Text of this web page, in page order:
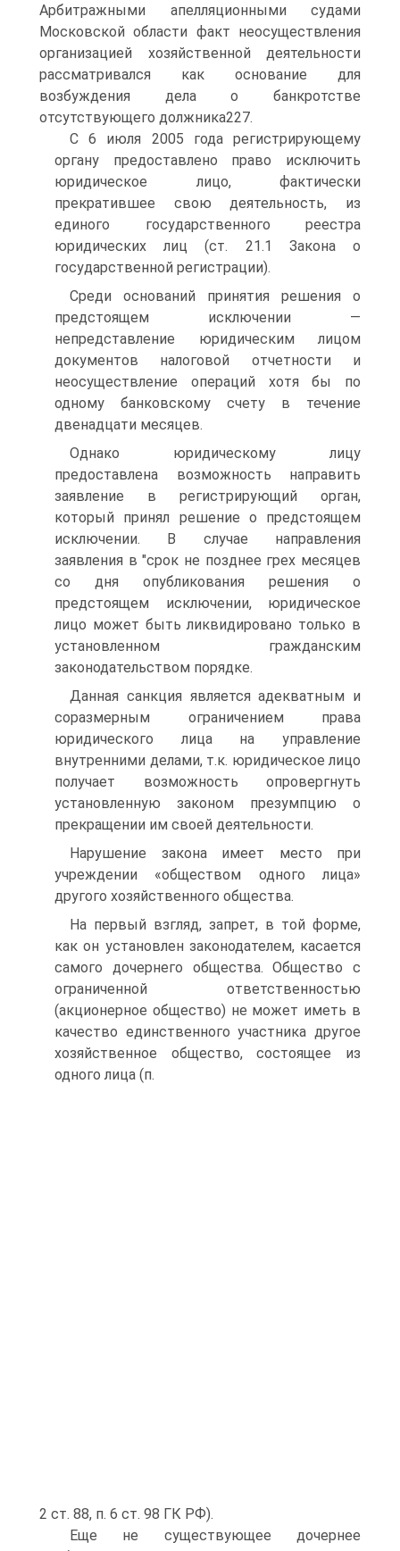
Арбитражными апелляционными судами
Московской области факт неосуществления
организацией хозяйственной деятельности
рассматривался как основание для
возбуждения дела о банкротстве
отсутствующего должника227.
С 6 июля 2005 года регистрирующему
органу предоставлено право исключить
юридическое лицо, фактически
прекратившее свою деятельность, из
единого государственного реестра
юридических лиц (ст. 21.1 Закона о
государственной регистрации).
Среди оснований принятия решения о
предстоящем исключении —
непредставление юридическим лицом
документов налоговой отчетности и
неосуществление операций хотя бы по
одному банковскому счету в течение
двенадцати месяцев.
Однако юридическому лицу
предоставлена возможность направить
заявление в регистрирующий орган,
который принял решение о предстоящем
исключении. В случае направления
заявления в "срок не позднее грех месяцев
со дня опубликования решения о
предстоящем исключении, юридическое
лицо может быть ликвидировано только в
установленном гражданским
законодательством порядке.
Данная санкция является адекватным и
соразмерным ограничением права
юридического лица на управление
внутренними делами, т.к. юридическое лицо
получает возможность опровергнуть
установленную законом презумпцию о
прекращении им своей деятельности.
Нарушение закона имеет место при
учреждении «обществом одного лица»
другого хозяйственного общества.
На первый взгляд, запрет, в той форме,
как он установлен законодателем, касается
самого дочернего общества. Общество с
ограниченной ответственностью
(акционерное общество) не может иметь в
качество единственного участника другое
хозяйственное общество, состоящее из
одного лица (п.
2 ст. 88, п. 6 ст. 98 ГК РФ).
Еще не существующее дочернее